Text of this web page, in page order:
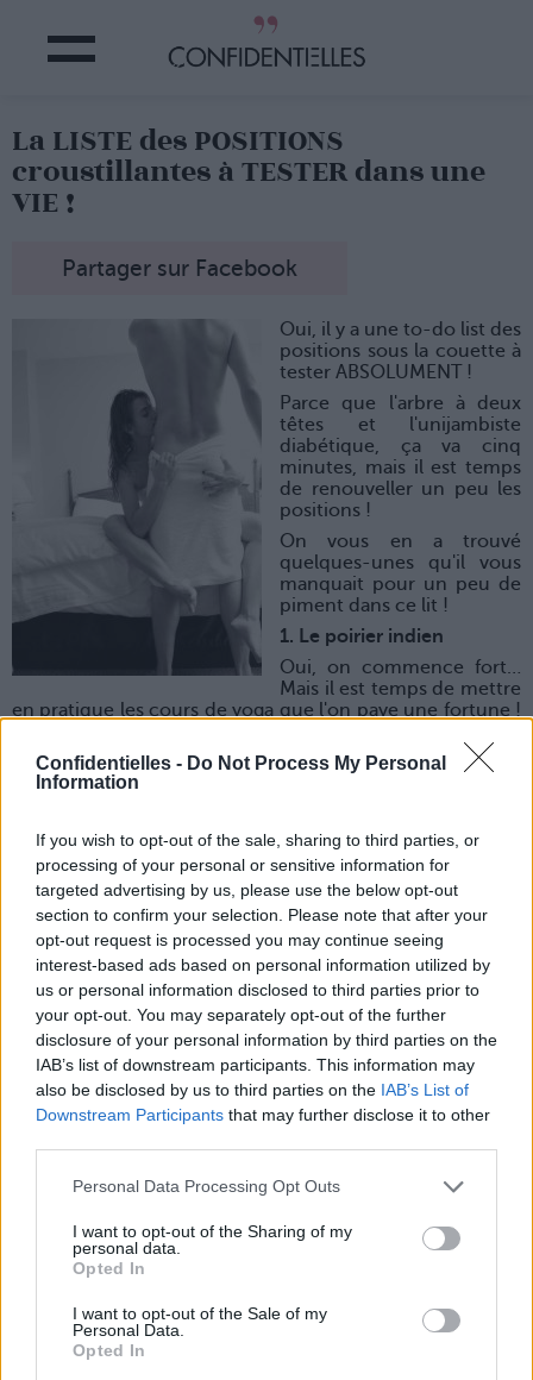
Confidentielles - Do Not Process My Personal
Information
If you wish to opt-out of the sale, sharing to third parties, or
processing of your personal or sensitive information for
targeted advertising by us, please use the below opt-out
section to confirm your selection. Please note that after your
opt-out request is processed you may continue seeing
interest-based ads based on personal information utilized by
us or personal information disclosed to third parties prior to
your opt-out. You may separately opt-out of the further
disclosure of your personal information by third parties on the
IAB’s list of downstream participants. This information may
also be disclosed by us to third parties on the IAB’s List of
Downstream Participants that may further disclose it to other
Personal Data Processing Opt Outs
I want to opt-out of the Sharing of my
personal data.
Opted In
I want to opt-out of the Sale of my
Personal Data.
Opted In
La LISTE des POSITIONS
croustillantes à TESTER dans une
VIE !
Partager sur Facebook
Oui, il y a une to-do list des
positions sous la couette à
tester ABSOLUMENT !
Parce que l'arbre à deux
têtes et l'unijambiste
diabétique, ça va cinq
minutes, mais il est temps
de renouveller un peu les
positions !
On vous en a trouvé
quelques-unes qu'il vous
manquait pour un peu de
piment dans ce lit !
1. Le poirier indien
Oui, on commence fort…
Mais il est temps de mettre
en pratique les cours de yoga que l'on paye une fortune !
condition physique… mais ça vaut le détour ! Zozo est
debout, vous vous mettez en position de la brouette :
appuyée sur vos avant-bras, genoux pliés sur votre
mauvaise troupe ! Bon, on vous l'accorde, ce n'est pas LA
position que l'on tient pendant une demi-heure… Mais
au moins, ça change !
2. Le singe
On vous voit venir d'ici : « la position du singe ? Mais je ne
veux pas me suspendre au lustre »… Pas de panique, on
garde les pieds sur terre : Zozo est allongé sur le dos et
ramène ses genoux sur la poitrine. Vous vous asseyez sur
lui, dos à lui et c'est parti pour une chevauchée
fantastique. Eh oui, vous l'aurez deviné, cette position
demande un équilibre de funambule, vous devrez
évidemment vous aidez en vous agrippant aux mains de
Zozo !
Oui, il en faut pour tout le monde : alors si vous avez un
mec acrobate et que vous bossez vous-même dans un
cirque ou une troupe de contorsionnistes, cette position
est faite pour vous ! Charmant fait le pont et vous vous
asseyez sur lui. C'est vous qui gérez ET le rythme ET la
profondeur. Lui se contente de tenir la position et de
profiter de la partie !